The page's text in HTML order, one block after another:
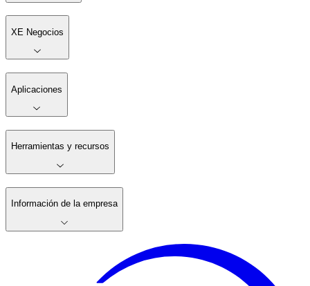
XE Negocios
Aplicaciones
Herramientas y recursos
Información de la empresa